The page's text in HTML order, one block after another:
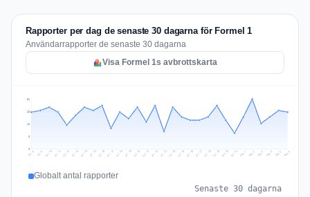
Rapporter per dag de senaste 30 dagarna för Formel 1
Användarrapporter de senaste 30 dagarna
Visa Formel 1s avbrottskarta
16
23
31
Jul 8 Jul 9 Jul 10 Jul 11 Jul 12 Jul 13 Jul 14 Jul 15 Jul 16 Jul 17 Jul 18 Jul 19 Jul 20 Jul 21 Jul 22 Jul 23 Jul 24 Jul 25 Jul 26 Jul 27 Jul 28 Jul 29 Jul 30 Jul 31 Aug 1 Aug 2 Aug 3 Aug 4 Aug 5 Aug 6
Globalt antal rapporter
Senaste 30 dagarna